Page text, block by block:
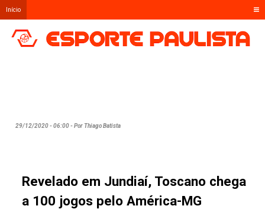
Início
29/12/2020 - 06:00 - Por Thiago Batista
Revelado em Jundiaí, Toscano chega
a 100 jogos pelo América-MG